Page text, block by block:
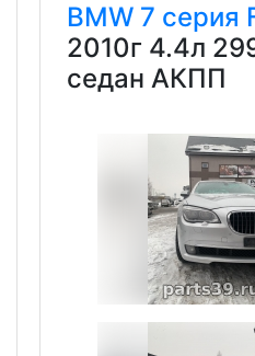
BMW 7 серия
2010г 4.4л
седан АКПП